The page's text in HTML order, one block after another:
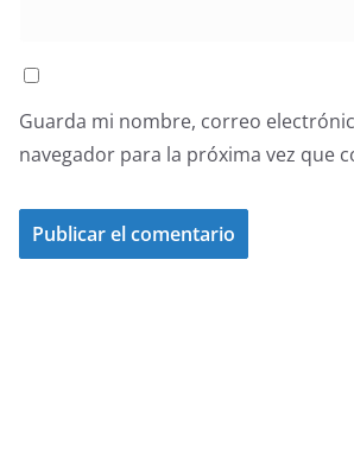
Guarda mi nombre, correo
navegador para la próxima vez que